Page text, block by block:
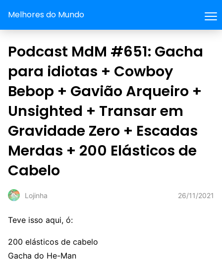
Melhores do Mundo
Podcast MdM #651: Gacha
para idiotas + Cowboy
Bebop + Gavião Arqueiro +
Unsighted + Transar em
Gravidade Zero + Escadas
Merdas + 200 Elásticos de
Cabelo
Lojinha 26/11/2021
Teve isso aqui, ó:
200 elásticos de cabelo
Gacha do He-Man